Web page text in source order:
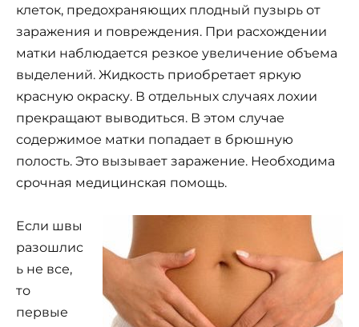
клеток, предохраняющих плодный пузырь от
заражения и повреждения. При расхождении
матки наблюдается резкое увеличение объема
выделений. Жидкость приобретает яркую
красную окраску. В отдельных случаях лохии
прекращают выводиться. В этом случае
содержимое матки попадает в брюшную
полость. Это вызывает заражение. Необходима
срочная медицинская помощь.
Если швы
разошлис
ь не все,
то
первые